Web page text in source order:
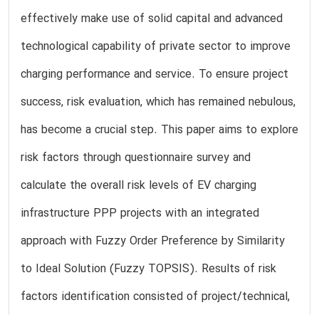
effectively make use of solid capital and advanced
technological capability of private sector to improve
charging performance and service. To ensure project
success, risk evaluation, which has remained nebulous,
has become a crucial step. This paper aims to explore
risk factors through questionnaire survey and
calculate the overall risk levels of EV charging
infrastructure PPP projects with an integrated
approach with Fuzzy Order Preference by Similarity
to Ideal Solution (Fuzzy TOPSIS). Results of risk
factors identification consisted of project/technical,